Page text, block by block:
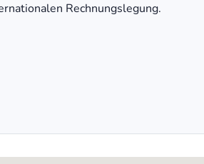
Rechnungslegung.